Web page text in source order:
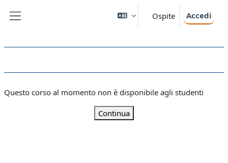
Ospite Accedi
Questo corso al momento non è disponibile agli studenti
Continua